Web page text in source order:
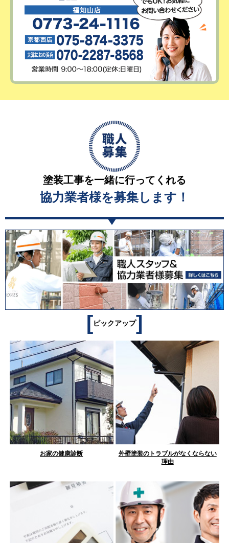
塗装工事を一緒に行ってくれる
協力業者様を募集します！
[ピックアップ]
お家の健康診断
外壁塗装のトラブルがなくならない
理由